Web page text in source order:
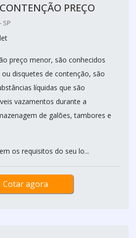
PREÇO
SP
preço menor, são conhecidos
disquetes de contenção, são
líquidas que são
vazamentos durante a
de galões, tambores e
os requisitos do seu lo...
Cotar agora